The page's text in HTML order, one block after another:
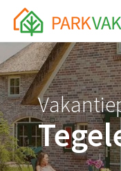
<body id="page-top">